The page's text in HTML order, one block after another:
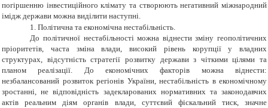
погіршенню інвестиційного клімату та створюють негативний міжнародний
імідж держави можна виділити наступні.
1. Політична та економічна нестабільність.
До політичної нестабільності можна віднести зміну геополітичних
пріоритетів, часта зміна влади, високий рівень корупції у владних
структурах, відсутність стратегії розвитку держави з чіткими цілями та
планом реалізації. До економічних факторів можна віднести:
незбалансований розвиток регіонів України, нестабільність в економічному
зростанні, не відповідність задекларованих нормативних та законодавчих
актів реальним діям органів влади, суттєвий фіскальний тиск, значне